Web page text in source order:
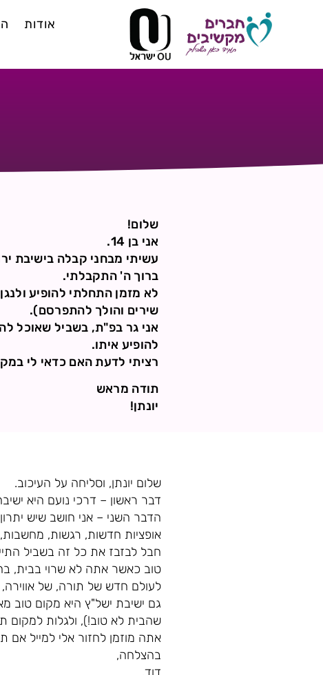
אודות
שלום!
אני בן 14.
עשיתי מבחני קבלה בישיבת
ברוך ה' התקבלתי.
לא מזמן התחלתי להופיע
שירים והולך להתפרסם).
אני גר בפ"ת, בשביל שאוכל
להופיע איתו.
רציתי לדעת האם כדאי לי
תודה מראש
יונתן!
שלום יונתן, וסליחה על העיכוב.
דבר ראשון – דרכי נועם היא
הדבר השני – אני חושב שיש
אופציות חדשות, רגשות,
חבל לבזבז את כל זה בשביל
טוב כאשר אתה לא שרוי בבית,
לעולם חדש של תורה, של
גם ישיבת ישל"ץ היא מקום טוב
שהבית לא טוב!), ולגלות למקום
אתה מוזמן לחזור אלי למייל אם
בהצלחה,